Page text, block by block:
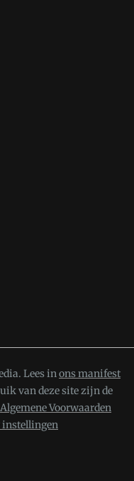
Lees inons manifest
van deze site zijn de
Algemene Voorwaarden
instellingen